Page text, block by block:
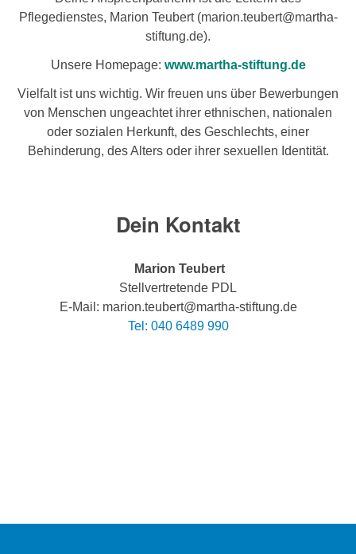
Pflegedienstes, Marion Teubert (marion.teubert@martha-
stiftung.de).
Unsere Homepage: www.martha-stiftung.de
Vielfalt ist uns wichtig. Wir freuen uns über Bewerbungen
von Menschen ungeachtet ihrer ethnischen, nationalen
oder sozialen Herkunft, des Geschlechts, einer
Behinderung, des Alters oder ihrer sexuellen Identität.
Dein Kontakt
Marion Teubert
Stellvertretende PDL
E-Mail: marion.teubert@martha-stiftung.de
Tel: 040 6489 990